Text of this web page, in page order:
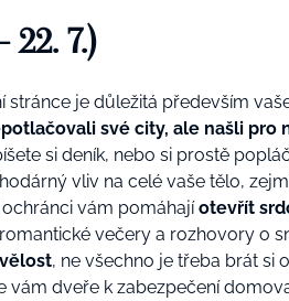
22. 7.)
stránce je důležitá především
své city, ale našli pro
si deník, nebo si prostě
vliv na celé vaše tělo,
ochránci vám pomáhajíotevřít
večery a rozhovory o
, ne všechno je třeba brát si
vám dveře k zabezpečení